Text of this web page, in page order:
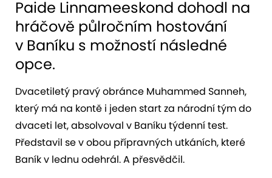
Paide Linnameeskond dohodl na
hráčově půlročním hostování
v Baníku s možností následné
opce.
Dvacetiletý pravý obránce Muhammed Sanneh,
který má na kontě i jeden start za národní tým do
dvaceti let, absolvoval v Baníku týdenní test.
Představil se v obou přípravných utkáních, které
Baník v lednu odehrál. A přesvědčil.